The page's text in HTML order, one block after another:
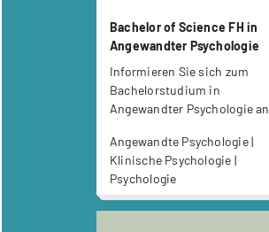
Bachelor of Science FH in
Angewandter Psychologie
Informieren Sie sich zum
Bachelorstudium in
Angewandter Psychologie an
Angewandte Psychologie |
Klinische Psychologie |
Psychologie